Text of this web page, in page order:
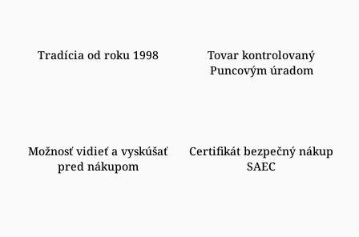
Tradícia od roku 1998
Tovar kontrolovaný
Puncovým úradom
Možnosť vidieť a vyskúšať
pred nákupom
Certifikát bezpečný nákup
SAEC